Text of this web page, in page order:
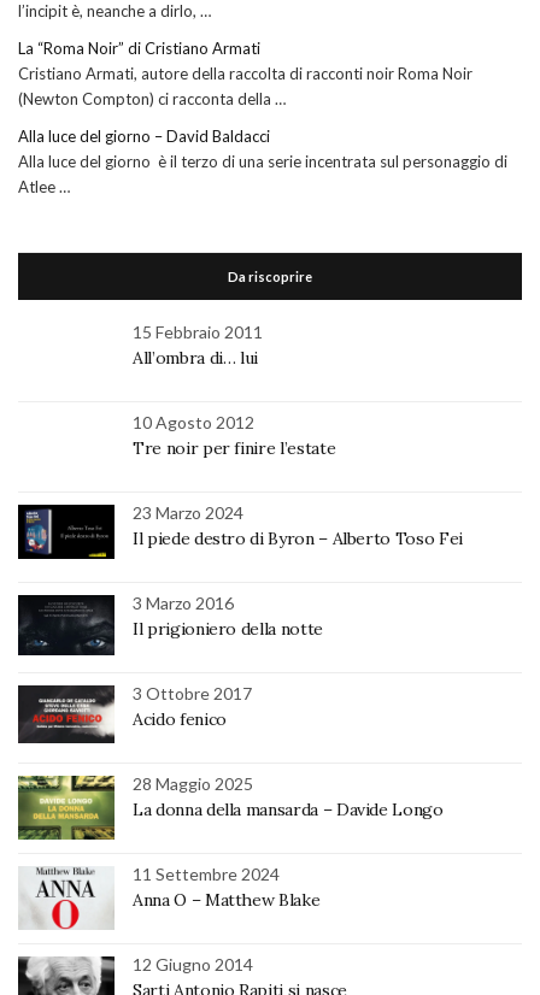
l’incipit è, neanche a dirlo, …
La “Roma Noir” di Cristiano Armati
Cristiano Armati, autore della raccolta di racconti noir Roma Noir
(Newton Compton) ci racconta della …
Alla luce del giorno – David Baldacci
Alla luce del giorno è il terzo di una serie incentrata sul personaggio di
Atlee …
Da riscoprire
15 Febbraio 2011
All’ombra di… lui
10 Agosto 2012
Tre noir per finire l’estate
23 Marzo 2024
Il piede destro di Byron – Alberto Toso Fei
3 Marzo 2016
Il prigioniero della notte
3 Ottobre 2017
Acido fenico
28 Maggio 2025
La donna della mansarda – Davide Longo
11 Settembre 2024
Anna O – Matthew Blake
12 Giugno 2014
Sarti Antonio Rapiti si nasce